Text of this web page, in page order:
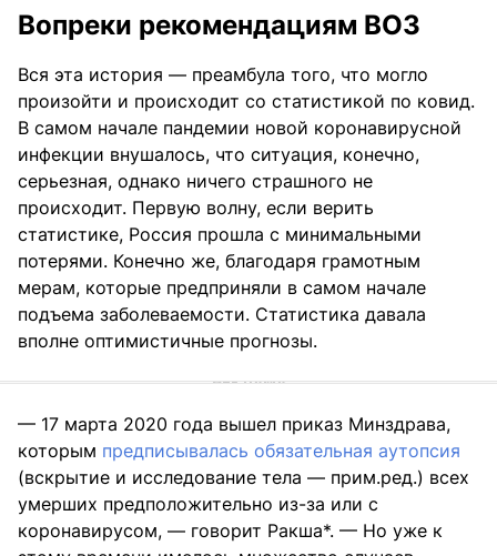
Вопреки рекомендациям ВОЗ
Вся эта история — преамбула того, что могло
произойти и происходит со статистикой по ковид.
В самом начале пандемии новой коронавирусной
инфекции внушалось, что ситуация, конечно,
серьезная, однако ничего страшного не
происходит. Первую волну, если верить
статистике, Россия прошла с минимальными
потерями. Конечно же, благодаря грамотным
мерам, которые предприняли в самом начале
подъема заболеваемости. Статистика давала
вполне оптимистичные прогнозы.
— 17 марта 2020 года вышел приказ Минздрава,
которым предписывалась обязательная аутопсия
(вскрытие и исследование тела — прим.ред.) всех
умерших предположительно из-за или с
коронавирусом, — говорит Ракша*. — Но уже к